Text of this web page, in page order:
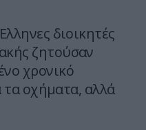
διοικητές
ζητούσαν
χρονικό
τα οχήματα, αλλά